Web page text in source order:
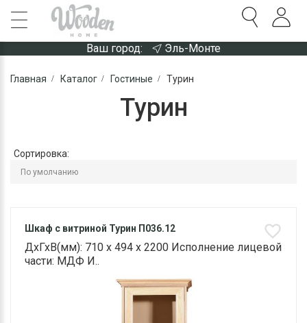
Ваш город: Эль-Монте
Главная Каталог Гостиные Турин
Турин
Сортировка:
Шкаф с витриной Турин П036.12
ДхГхВ(мм): 710 х 494 х 2200 Исполнение лицевой
части: МДФ И..